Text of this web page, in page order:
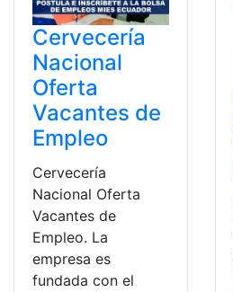
Cervecería
Nacional
Oferta
Vacantes de
Empleo
Cervecería
Nacional Oferta
Vacantes de
Empleo. La
empresa es
fundada con el